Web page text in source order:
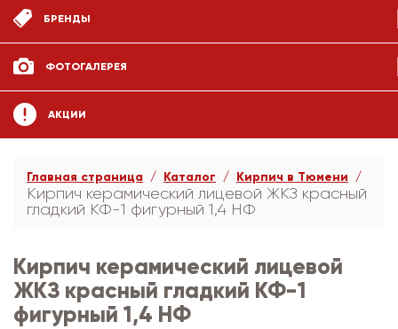
БРЕНДЫ
ФОТОГАЛЕРЕЯ
АКЦИИ
Главная страница Каталог Кирпич в Тюмени
Кирпич керамический лицевой ЖКЗ красный
гладкий КФ-1 фигурный 1,4 НФ
Кирпич керамический лицевой
ЖКЗ красный гладкий КФ-1
фигурный 1,4 НФ